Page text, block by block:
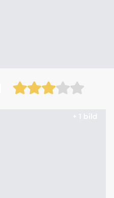
+ 1 bild